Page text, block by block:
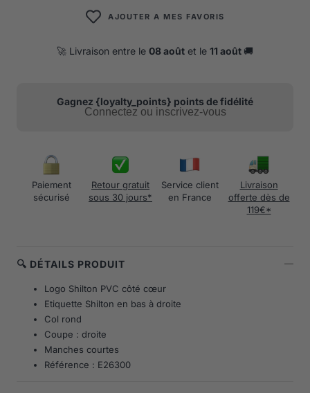
AJOUTER A MES FAVORIS
🚀 Livraison entre le 08 août et le 11 août 🚚
Gagnez {loyalty_points} points de fidélité
Connectez ou inscrivez-vous
Paiement
sécurisé
Retour gratuit
sous 30 jours*
Service client
en France
Livraison
offerte dès de
119€*
🔍 DÉTAILS PRODUIT
Logo Shilton PVC côté cœur
Etiquette Shilton en bas à droite
Col rond
Coupe : droite
Manches courtes
Référence : E26300